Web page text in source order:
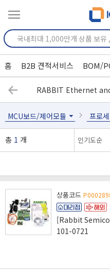
홈 B2B 견적서비스 BOM/
RABBIT Ethernet
MCU보드/제어모듈 프로
총 1 개
상품코드
[Rabbit
101-0721